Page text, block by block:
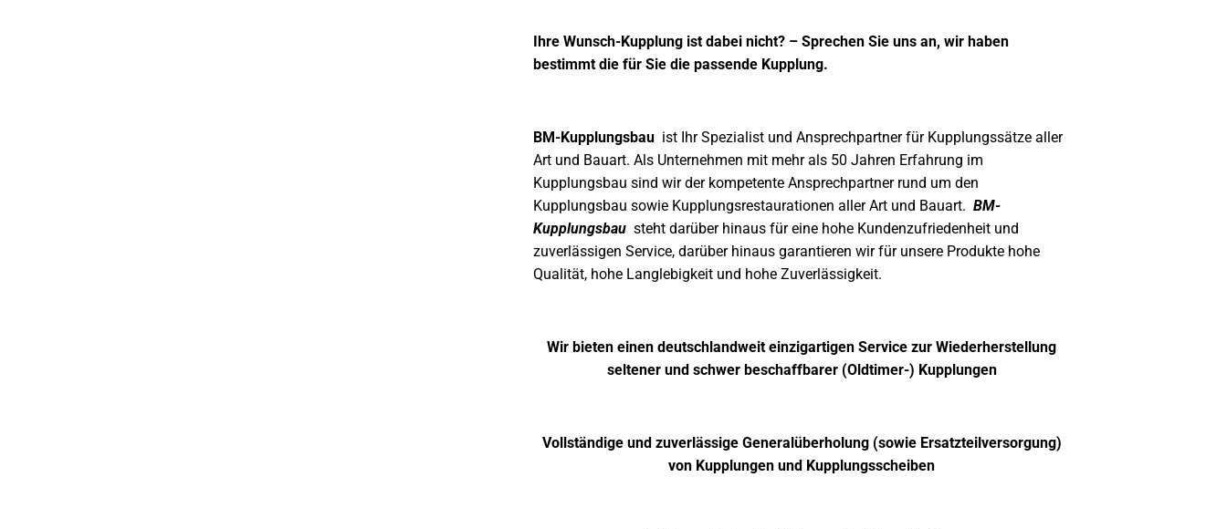
Ihre Wunsch-Kupplung ist dabei nicht? – Sprechen Sie uns an, wir haben
bestimmt die für Sie die passende Kupplung.
BM-Kupplungsbau ist Ihr Spezialist und Ansprechpartner für Kupplungssätze aller
Art und Bauart. Als Unternehmen mit mehr als 50 Jahren Erfahrung im
Kupplungsbau sind wir der kompetente Ansprechpartner rund um den
Kupplungsbau sowie Kupplungsrestaurationen aller Art und Bauart. BM-
Kupplungsbau steht darüber hinaus für eine hohe Kundenzufriedenheit und
zuverlässigen Service, darüber hinaus garantieren wir für unsere Produkte hohe
Qualität, hohe Langlebigkeit und hohe Zuverlässigkeit.
Wir bieten einen deutschlandweit einzigartigen Service zur Wiederherstellung
seltener und schwer beschaffbarer (Oldtimer-) Kupplungen
Vollständige und zuverlässige Generalüberholung (sowie Ersatzteilversorgung)
von Kupplungen und Kupplungsscheiben